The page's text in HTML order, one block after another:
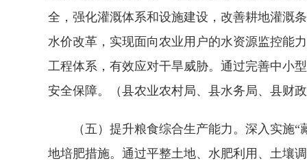
全，强化灌溉体系和设施建设，改善耕地灌溉
水价改革，实现面向农业用户的水资源监控能
工程体系，有效应对干旱威胁。通过完善中小
安全保障。（县农业农村局、县水务局、县财
（五）提升粮食综合生产能力。深入实施“
地培肥措施。通过平整土地、水肥利用、土壤